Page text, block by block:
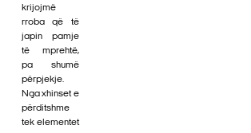
krijojmë
rroba që të
japin pamje
të mprehtë,
pa shumë
përpjekje.
Nga xhinset e
përditshme
tek elementet